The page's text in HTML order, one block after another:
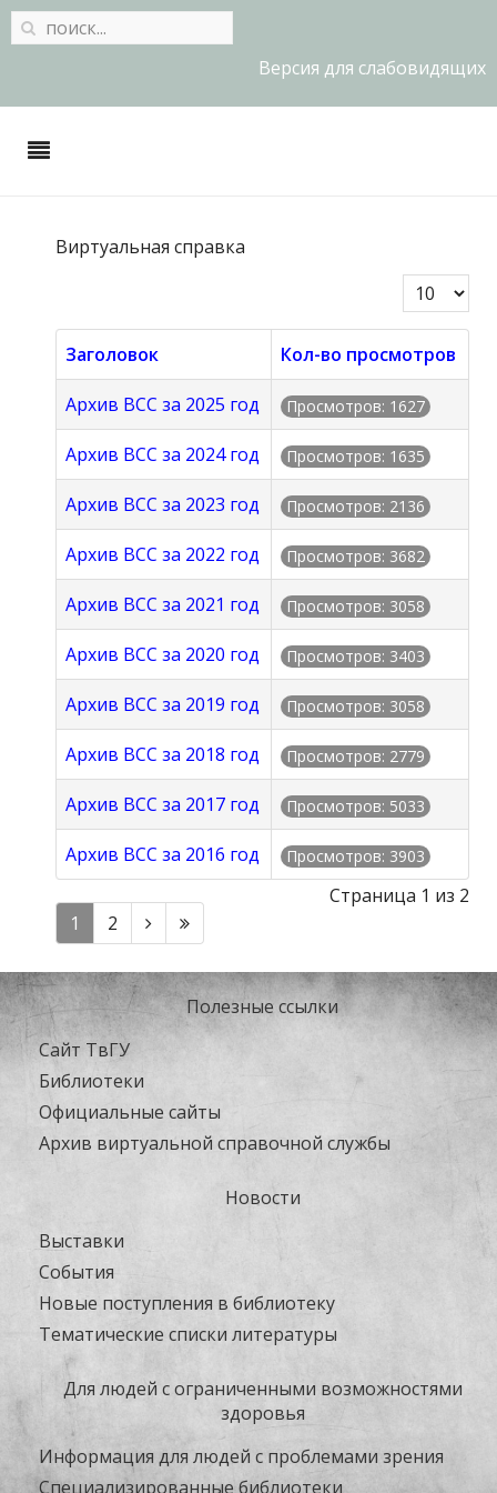
Версия для слабовидящих
Виртуальная справка
Кол-во
Заголовок Кол-во просмотров
Архив ВСС за 2025 год Просмотров: 1627
Архив ВСС за 2024 год Просмотров: 1635
Архив ВСС за 2023 год Просмотров: 2136
Архив ВСС за 2022 год Просмотров: 3682
Архив ВСС за 2021 год Просмотров: 3058
Архив ВСС за 2020 год Просмотров: 3403
Архив ВСС за 2019 год Просмотров: 3058
Архив ВСС за 2018 год Просмотров: 2779
Архив ВСС за 2017 год Просмотров: 5033
Архив ВСС за 2016 год Просмотров: 3903
Страница 1 из 2
1
2
Полезные ссылки
Сайт ТвГУ
Библиотеки
Официальные сайты
Архив виртуальной справочной службы
Новости
Выставки
События
Новые поступления в библиотеку
Тематические списки литературы
Для людей с ограниченными возможностями
здоровья
Информация для людей с проблемами зрения
Специализированные библиотеки